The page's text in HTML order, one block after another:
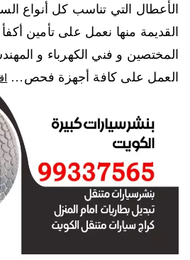
الأعطال التي تناسب كل أنواع
القديمة منها نعمل على تأمين
المختصين و فني الكهرباء و
العمل على كافة أجهزة فحص…